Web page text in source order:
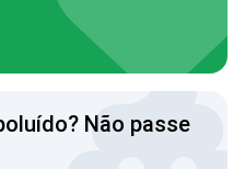
Não passe